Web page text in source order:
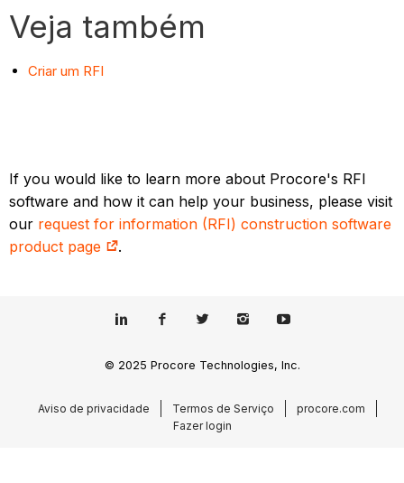
Veja também
Criar um RFI
If you would like to learn more about Procore's RFI
software and how it can help your business, please visit
our request for information (RFI) construction software
product page
.
© 2025 Procore Technologies, Inc.
Aviso de privacidade Termos de Serviço
procore.com
Fazer login